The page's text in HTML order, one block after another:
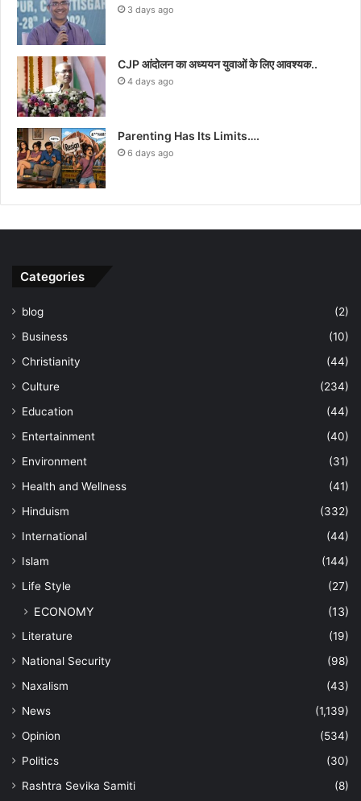
3 days ago
CJP आंदोलन का अध्ययन युवाओं के लिए आवश्यक..
4 days ago
Parenting Has Its Limits….
6 days ago
Categories
blog
(2)
Business
(10)
Christianity
(44)
Culture
(234)
Education
(44)
Entertainment
(40)
Environment
(31)
Health and Wellness
(41)
Hinduism
(332)
International
(44)
Islam
(144)
Life Style
(27)
ECONOMY (13)
Literature
(19)
National Security
(98)
Naxalism
(43)
News
(1,139)
Opinion
(534)
Politics
(30)
Rashtra Sevika Samiti
(8)